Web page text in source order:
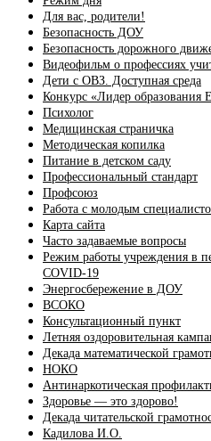
Для вас, родители!
Безопасность ДОУ
Безопасность дорожного
Видеофильм о профессиях
Дети с ОВЗ. Доступная среда
Конкурс «Лидер образования
Психолог
Медицинская страничка
Методическая копилка
Питание в детском саду
Профессиональный стандарт
Профсоюз
Работа с молодым
Карта сайта
Часто задаваемые вопросы
Режим работы учреждения в
COVID-19
Энергосбережение в ДОУ
ВСОКО
Консультационный пункт
Летняя оздоровительная
Декада математической
НОКО
Антинаркотическая
Здоровье — это здорово!
Декада читательской
Кадилова И.О.